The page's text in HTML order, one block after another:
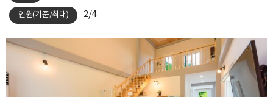
인원(기준/최대) 2/4